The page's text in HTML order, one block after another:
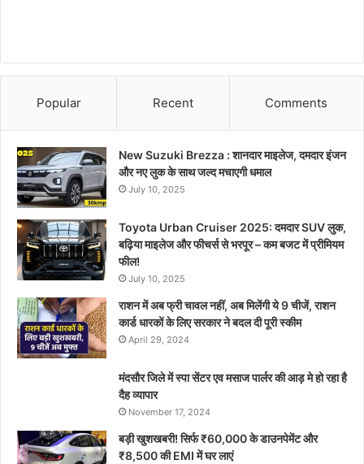
Popular Recent Comments
New Suzuki Brezza : शानदार माइलेज, दमदार इंजन
और नए लुक के साथ जल्द मचाएगी धमाल
July 10, 2025
Toyota Urban Cruiser 2025: दमदार SUV लुक,
बढ़िया माइलेज और फीचर्स से भरपूर – कम बजट में प्रीमियम
फील!
July 10, 2025
राशन में अब फ्री चावल नहीं, अब मिलेंगी ये 9 चीजें, राशन
कार्ड धारकों के लिए सरकार ने बदल दी पूरी स्कीम
April 29, 2024
मंदसौर जिले में स्पा सेंटर एव मसाज पार्लर की आड़ मे हो रहा है
दैह व्यापार
November 17, 2024
बड़ी खुशखबरी! सिर्फ ₹60,000 के डाउनपेमेंट और
₹8,500 की EMI में घर लाएं